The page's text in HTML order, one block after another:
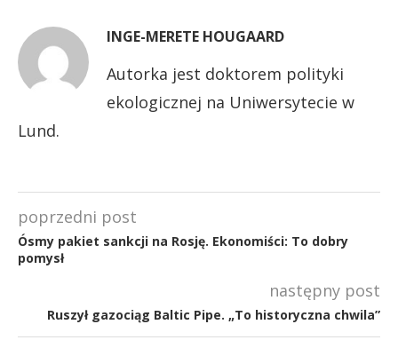
INGE-MERETE HOUGAARD
Autorka jest doktorem polityki
ekologicznej na Uniwersytecie w
Lund.
poprzedni post
Ósmy pakiet sankcji na Rosję. Ekonomiści: To dobry
pomysł
następny post
Ruszył gazociąg Baltic Pipe. „To historyczna chwila”